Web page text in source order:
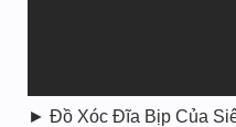
► Đồ Xóc Đĩa Bịp Của